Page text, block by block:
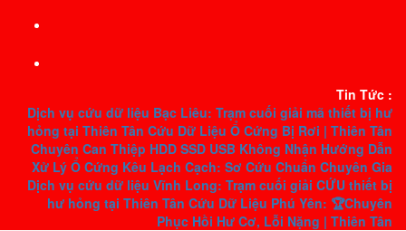
Tin Tức :
Dịch vụ cứu dữ liệu Bạc Liêu: Trạm cuối giải mã thiết bị hư
hỏng tại Thiên Tân Cứu Dữ Liệu Ổ Cứng Bị Rơi | Thiên Tân
Chuyên Can Thiệp HDD SSD USB Không Nhận Hướng Dẫn
Xử Lý Ổ Cứng Kêu Lạch Cạch: Sơ Cứu Chuẩn Chuyên Gia
Dịch vụ cứu dữ liệu Vĩnh Long: Trạm cuối giải CỨU thiết bị
hư hỏng tại Thiên Tân Cứu Dữ Liệu Phú Yên: 🏆Chuyên
Phục Hồi Hư Cơ, Lỗi Nặng | Thiên Tân